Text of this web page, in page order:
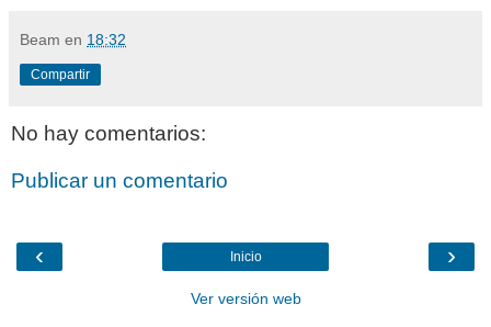
Beam en 18:32
Compartir
No hay comentarios:
Publicar un comentario
‹ ›
Inicio
Ver versión web